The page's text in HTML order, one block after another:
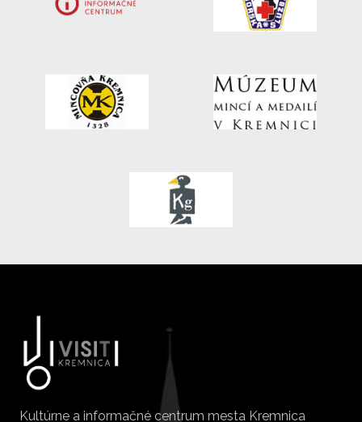
Kultúrne a informačné centrum mesta Kremnica